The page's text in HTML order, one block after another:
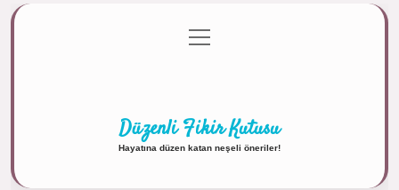
Gizlilik Politikası
menüyü
aç
Düzenli Fikir Kutusu
Hayatına düzen katan neşeli öneriler!